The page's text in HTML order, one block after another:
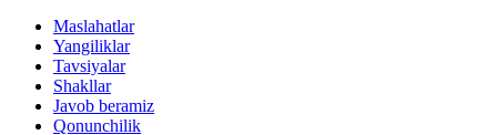
Maslahatlar
Yangiliklar
Tavsiyalar
Shakllar
Javob beramiz
Qonunchilik